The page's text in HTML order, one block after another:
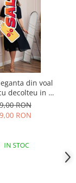
din voal
decolteu in V
- Bleumarin
RON
RON
IN STOC